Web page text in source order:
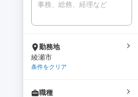
勤務地
綾瀬市
条件をクリア
職種